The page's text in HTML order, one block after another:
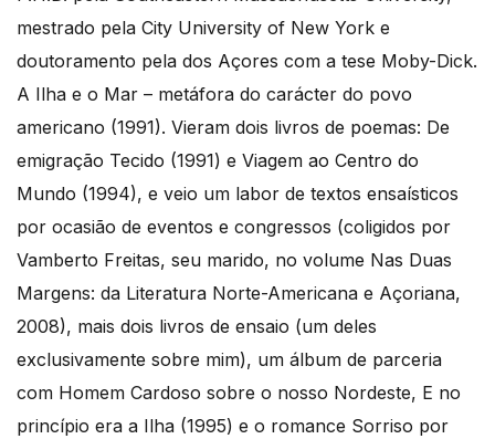
mestrado pela City University of New York e
doutoramento pela dos Açores com a tese Moby-Dick.
A Ilha e o Mar – metáfora do carácter do povo
americano (1991). Vieram dois livros de poemas: De
emigração Tecido (1991) e Viagem ao Centro do
Mundo (1994), e veio um labor de textos ensaísticos
por ocasião de eventos e congressos (coligidos por
Vamberto Freitas, seu marido, no volume Nas Duas
Margens: da Literatura Norte-Americana e Açoriana,
2008), mais dois livros de ensaio (um deles
exclusivamente sobre mim), um álbum de parceria
com Homem Cardoso sobre o nosso Nordeste, E no
princípio era a Ilha (1995) e o romance Sorriso por